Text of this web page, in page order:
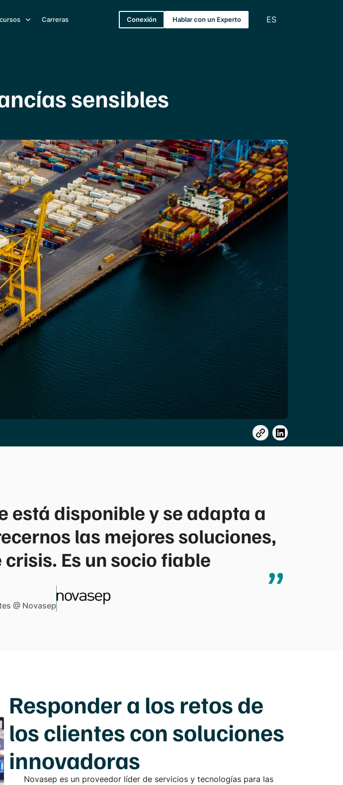
Carreras Conexión Hablar con un Experto ES
sensibles
está disponible y se adapta a
las mejores soluciones,
Es un socio fiable
@ Novasep
Responder a los retos de
los clientes con soluciones
innovadoras
Novasep es un proveedor líder de servicios y tecnologías para las